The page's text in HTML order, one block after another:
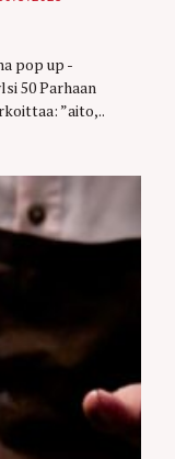
pop up -
50 Parhaan
”aito,..